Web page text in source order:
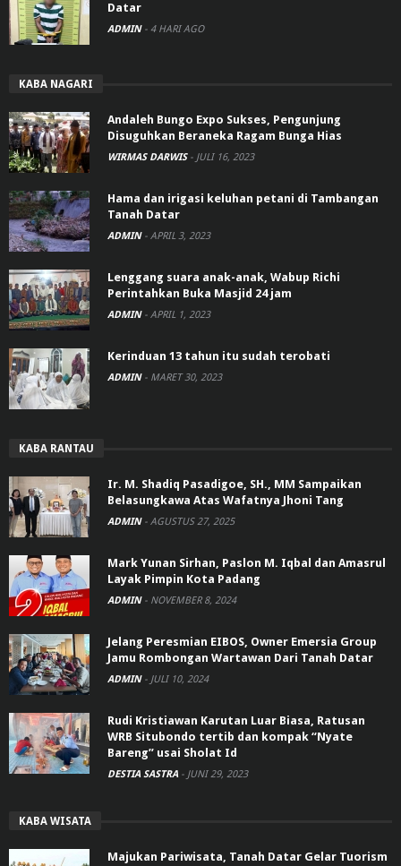
Datar
ADMIN - 4 HARI AGO
KABA NAGARI
Andaleh Bungo Expo Sukses, Pengunjung
Disuguhkan Beraneka Ragam Bunga Hias
WIRMAS DARWIS - JULI 16, 2023
Hama dan irigasi keluhan petani di Tambangan
Tanah Datar
ADMIN - APRIL 3, 2023
Lenggang suara anak-anak, Wabup Richi
Perintahkan Buka Masjid 24 jam
ADMIN - APRIL 1, 2023
Kerinduan 13 tahun itu sudah terobati
ADMIN - MARET 30, 2023
KABA RANTAU
Ir. M. Shadiq Pasadigoe, SH., MM Sampaikan
Belasungkawa Atas Wafatnya Jhoni Tang
ADMIN - AGUSTUS 27, 2025
Mark Yunan Sirhan, Paslon M. Iqbal dan Amasrul
Layak Pimpin Kota Padang
ADMIN - NOVEMBER 8, 2024
Jelang Peresmian EIBOS, Owner Emersia Group
Jamu Rombongan Wartawan Dari Tanah Datar
ADMIN - JULI 10, 2024
Rudi Kristiawan Karutan Luar Biasa, Ratusan
WRB Situbondo tertib dan kompak “Nyate
Bareng” usai Sholat Id
DESTIA SASTRA - JUNI 29, 2023
KABA WISATA
Majukan Pariwisata, Tanah Datar Gelar Tuorism